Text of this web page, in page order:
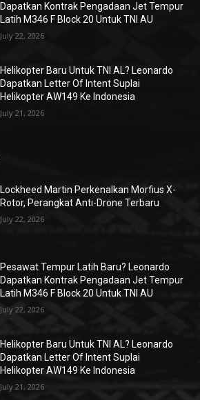
Dapatkan Kontrak Pengadaan Jet Tempur
Latih M346 F Block 20 Untuk TNI AU
July 22, 2026
Helikopter Baru Untuk TNI AL? Leonardo
Dapatkan Letter Of Intent Suplai
Helikopter AW149 Ke Indonesia
July 21, 2026
Lockheed Martin Perkenalkan Morfius X-
Rotor, Perangkat Anti-Drone Terbaru
July 22, 2026
Pesawat Tempur Latih Baru? Leonardo
Dapatkan Kontrak Pengadaan Jet Tempur
Latih M346 F Block 20 Untuk TNI AU
July 22, 2026
Helikopter Baru Untuk TNI AL? Leonardo
Dapatkan Letter Of Intent Suplai
Helikopter AW149 Ke Indonesia
July 21, 2026